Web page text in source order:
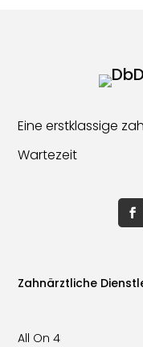
Eine erstklassige
Wartezeit
Zahnärztliche
All On 4